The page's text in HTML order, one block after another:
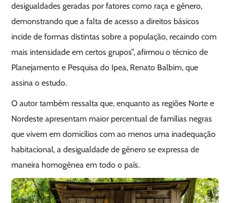
desigualdades geradas por fatores como raça e gênero,
demonstrando que a falta de acesso a direitos básicos
incide de formas distintas sobre a população, recaindo com
mais intensidade em certos grupos”, afirmou o técnico de
Planejamento e Pesquisa do Ipea, Renato Balbim, que
assina o estudo.
O autor também ressalta que, enquanto as regiões Norte e
Nordeste apresentam maior percentual de famílias negras
que vivem em domicílios com ao menos uma inadequação
habitacional, a desigualdade de gênero se expressa de
maneira homogênea em todo o país.